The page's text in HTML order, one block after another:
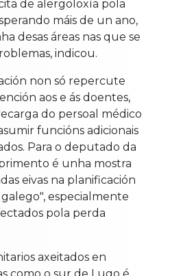
de alergoloxía pola
máis de un ano,
desas áreas nas que se
indicou.
non só repercute
aos e ás doentes,
do persoal médico
funcións adicionais
Para o deputado da
é unha mostra
eivas na planificación
especialmente
pola perda
axeitados en